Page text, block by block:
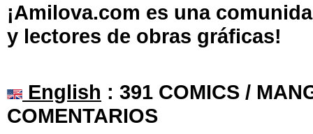
¡Amilova.com es una
y lectores de obras gráficas!
English : 391 COMICS /
COMENTARIOS